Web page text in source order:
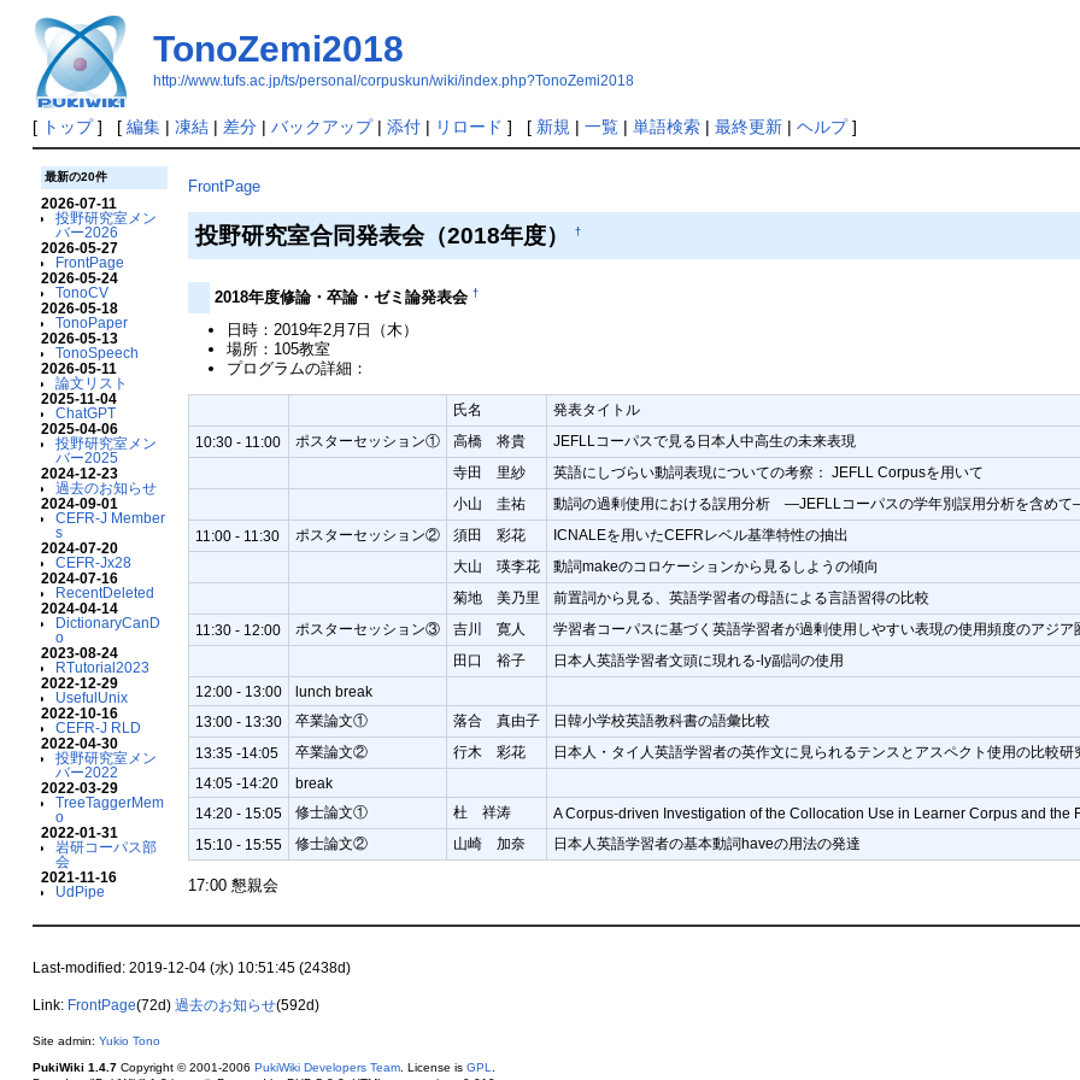
TonoZemi2018
http://www.tufs.ac.jp/ts/personal/corpuskun/wiki/index.php?TonoZemi2018
[ トップ] [ 編集| 凍結| 差分| バックアップ| 添付| リロード ] [ 新規 | 一覧| 単語検索| 最終更新| ヘルプ]
最新の20件
2026-07-11
投野研究室メン
バー2026
2026-05-27
FrontPage
2026-05-24
TonoCV
2026-05-18
TonoPaper
2026-05-13
TonoSpeech
2026-05-11
論文リスト
2025-11-04
ChatGPT
2025-04-06
投野研究室メン
バー2025
2024-12-23
過去のお知らせ
2024-09-01
CEFR-J Member
s
2024-07-20
CEFR-Jx28
2024-07-16
RecentDeleted
2024-04-14
DictionaryCanD
o
2023-08-24
RTutorial2023
2022-12-29
UsefulUnix
2022-10-16
CEFR-J RLD
2022-04-30
投野研究室メン
バー2022
2022-03-29
TreeTaggerMem
o
2022-01-31
岩研コーパス部
会
2021-11-16
UdPipe
FrontPage
投野研究室合同発表会（2018年度）†
2018年度修論・卒論・ゼミ論発表会†
日時：2019年2月7日（木）
場所：105教室
プログラムの詳細：
氏名 発表タイトル
10:30 - 11:00 ポスターセッション① 高橋 将貴
JEFLLコーパスで見る日本人中高生の未来表現
寺田 里紗
英語にしづらい動詞表現についての考察： JEFLL Corpusを用いて
小山 圭祐
動詞の過剰使用における誤用分析 ―JEFLLコーパスの学年別誤用分析を含め
11:00 - 11:30 ポスターセッション② 須田 彩花
ICNALEを用いたCEFRレベル基準特性の抽出
大山 瑛李花
動詞makeのコロケーションから見るしようの傾向
菊地 美乃里
前置詞から見る、英語学習者の母語による言語習得の比較
11:30 - 12:00 ポスターセッション③ 吉川 寛人
学習者コーパスに基づく英語学習者が過剰使用しやすい表現の使用頻度のアジア
田口 裕子
日本人英語学習者文頭に現れる-ly副詞の使用
12:00 - 13:00
lunch break
13:00 - 13:30
卒業論文① 落合 真由子 日韓小学校英語教科書の語彙比較
13:35 -14:05 卒業論文② 行木 彩花
日本人・タイ人英語学習者の英作文に見られるテンスとアスペクト使用の比較研
14:05 -14:20
break
14:20 - 15:05
修士論文① 杜 祥涛
A Corpus-driven Investigation of the Collocation Use in Learner Corpus and
15:10 - 15:55
修士論文② 山崎 加奈 日本人英語学習者の基本動詞haveの用法の発達
17:00 懇親会
Last-modified: 2019-12-04 (水) 10:51:45 (2438d)
Link: FrontPage(72d) 過去のお知らせ(592d)
Site admin: Yukio Tono
PukiWiki 1.4.7Copyright © 2001-2006 PukiWiki Developers Team. License is GPL